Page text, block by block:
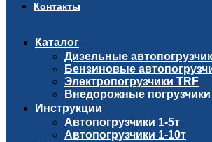
Контакты
Каталог
Дизельные
Бензиновые
Электропогрузчики TRF
Внедорожные погрузчики
Инструкции
Автопогрузчики 1-5т
Автопогрузчики 1-10т